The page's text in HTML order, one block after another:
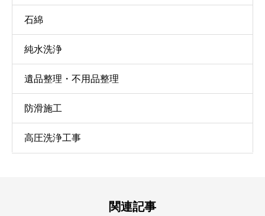
石綿
純水洗浄
遺品整理・不用品整理
防滑施工
高圧洗浄工事
関連記事